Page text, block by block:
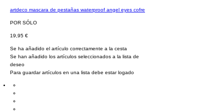
artdeco mascara de pestañas waterproof angel eyes cofre
POR SÓLO
19,95 €
Se ha añadido el artículo correctamente a la cesta
Se han añadido los artículos seleccionados a la lista de
deseo
Para guardar artículos en una lista debe estar logado